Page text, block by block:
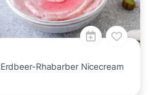
Erdbeer-Rhabarber Nicecream